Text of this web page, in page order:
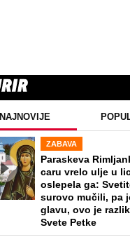
NAJNOVIJE
ZABAVA
Paraskeva
caru vrelo ulje u
oslepela ga:
surovo mučili, pa
glavu, ovo je
Svete Petke